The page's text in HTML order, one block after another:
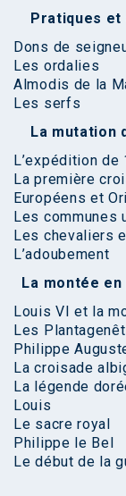
Pratiques et
Dons de
Les ordalies
Almodis de la
Les serfs
La mutation
L’expédition de
La première
Européens et
Les communes
Les chevaliers
L’adoubement
La montée
Louis VI et la
Les
Philippe
La croisade
La légende
Louis
Le sacre royal
Philippe le Bel
Le début de la